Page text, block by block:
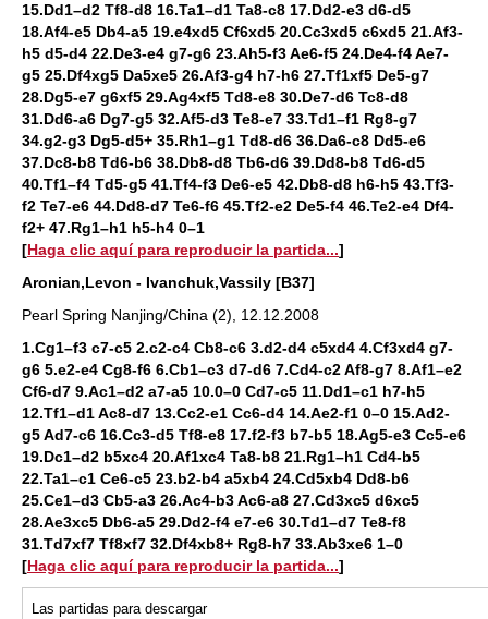
15.Dd1–d2 Tf8-d8 16.Ta1–d1 Ta8-c8 17.Dd2-e3 d6-d5
18.Af4-e5 Db4-a5 19.e4xd5 Cf6xd5 20.Cc3xd5 c6xd5 21.Af3-
h5 d5-d4 22.De3-e4 g7-g6 23.Ah5-f3 Ae6-f5 24.De4-f4 Ae7-
g5 25.Df4xg5 Da5xe5 26.Af3-g4 h7-h6 27.Tf1xf5 De5-g7
28.Dg5-e7 g6xf5 29.Ag4xf5 Td8-e8 30.De7-d6 Tc8-d8
31.Dd6-a6 Dg7-g5 32.Af5-d3 Te8-e7 33.Td1–f1 Rg8-g7
34.g2-g3 Dg5-d5+ 35.Rh1–g1 Td8-d6 36.Da6-c8 Dd5-e6
37.Dc8-b8 Td6-b6 38.Db8-d8 Tb6-d6 39.Dd8-b8 Td6-d5
40.Tf1–f4 Td5-g5 41.Tf4-f3 De6-e5 42.Db8-d8 h6-h5 43.Tf3-
f2 Te7-e6 44.Dd8-d7 Te6-f6 45.Tf2-e2 De5-f4 46.Te2-e4 Df4-
f2+ 47.Rg1–h1 h5-h4 0–1
[Haga clic aquí para reproducir la partida...]
Aronian,Levon - Ivanchuk,Vassily [B37]
Pearl Spring Nanjing/China (2), 12.12.2008
1.Cg1–f3 c7-c5 2.c2-c4 Cb8-c6 3.d2-d4 c5xd4 4.Cf3xd4 g7-
g6 5.e2-e4 Cg8-f6 6.Cb1–c3 d7-d6 7.Cd4-c2 Af8-g7 8.Af1–e2
Cf6-d7 9.Ac1–d2 a7-a5 10.0–0 Cd7-c5 11.Dd1–c1 h7-h5
12.Tf1–d1 Ac8-d7 13.Cc2-e1 Cc6-d4 14.Ae2-f1 0–0 15.Ad2-
g5 Ad7-c6 16.Cc3-d5 Tf8-e8 17.f2-f3 b7-b5 18.Ag5-e3 Cc5-e6
19.Dc1–d2 b5xc4 20.Af1xc4 Ta8-b8 21.Rg1–h1 Cd4-b5
22.Ta1–c1 Ce6-c5 23.b2-b4 a5xb4 24.Cd5xb4 Dd8-b6
25.Ce1–d3 Cb5-a3 26.Ac4-b3 Ac6-a8 27.Cd3xc5 d6xc5
28.Ae3xc5 Db6-a5 29.Dd2-f4 e7-e6 30.Td1–d7 Te8-f8
31.Td7xf7 Tf8xf7 32.Df4xb8+ Rg8-h7 33.Ab3xe6 1–0
[Haga clic aquí para reproducir la partida...]
Las partidas para descargar